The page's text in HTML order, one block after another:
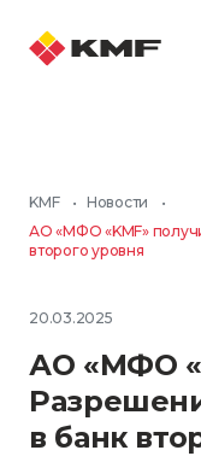
KMF • Новости
•
АО «МФО «KMF»
второго уровня
20.03.2025
АО «МФО
в банк